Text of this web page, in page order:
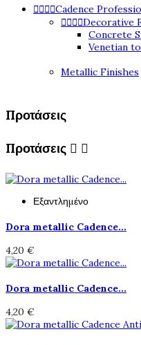
Cadence
Decorative
Concrete
Venetian
Metallic Finishes
Προτάσεις
Προτάσεις  
Εξαντλημένο
Dora metallic Cadence...
4,20 €
Dora metallic Cadence...
4,20 €